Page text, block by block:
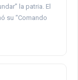
la patria. El
su “Comando